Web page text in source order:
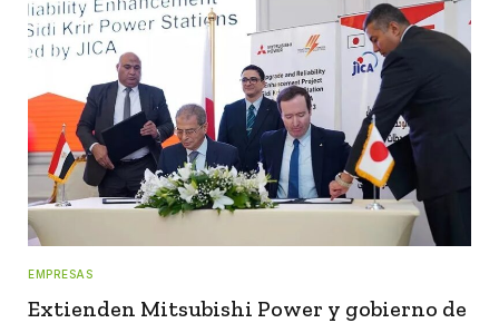
EMPRESAS
Extienden Mitsubishi Power y gobierno de